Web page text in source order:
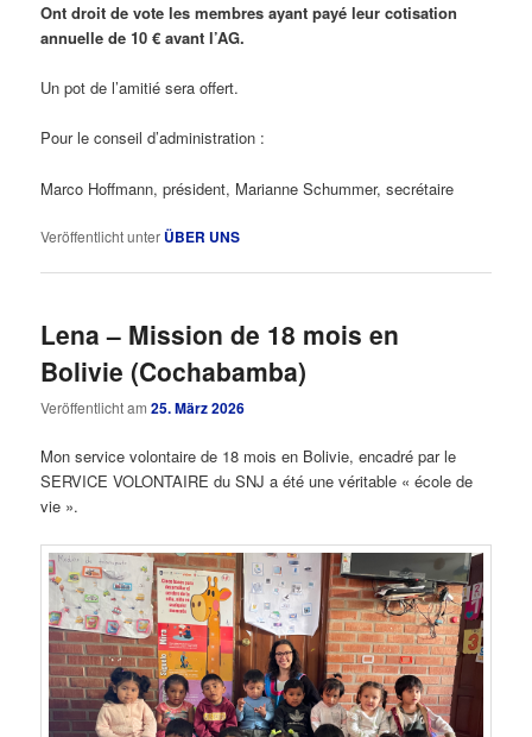
Ont droit de vote les membres ayant payé leur cotisation
annuelle de 10 € avant l’AG.
Un pot de l’amitié sera offert.
Pour le conseil d’administration :
Marco Hoffmann, président, Marianne Schummer, secrétaire
Veröffentlicht unter ÜBER UNS
Lena – Mission de 18 mois en
Bolivie (Cochabamba)
Veröffentlicht am25. März 2026
Mon service volontaire de 18 mois en Bolivie, encadré par le
SERVICE VOLONTAIRE du SNJ a été une véritable « école de
vie ».